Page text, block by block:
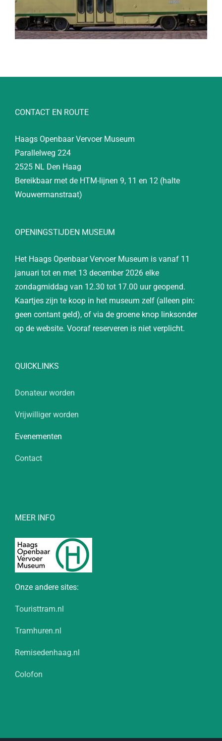
CONTACT EN ROUTE
Haags Openbaar Vervoer Museum
Parallelweg 224
2525 NL Den Haag
Bereikbaar met de HTM-lijnen 9, 11 en 12 (halte
Wouwermanstraat)
OPENINGSTIJDEN MUSEUM
Het Haags Openbaar Vervoer Museum is vanaf 11
januari tot en met 13 december 2026 elke
zondagmiddag van 12.30 tot 17.00 uur geopend.
Kaartjes zijn te koop in het museum zelf (alleen pin:
geen contant geld), of via de groene knop linksonder
op de website. Vooraf reserveren is niet verplicht.
QUICKLINKS
Donateur worden
Vrijwilliger worden
Evenementen
Contact
MEER INFO
Onze andere sites:
Touristtram.nl
Tramhuren.nl
Remisedenhaag.nl
Colofon